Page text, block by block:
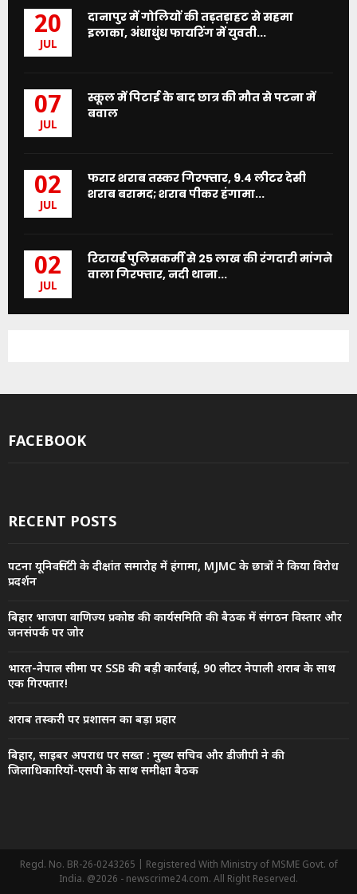
20
JUL
दानापुर में गोलियों की तड़तड़ाहट से सहमा
इलाका, अंधाधुंध फायरिंग में युवती...
07
JUL
स्कूल में पिटाई के बाद छात्र की मौत से पटना में
बवाल
02
JUL
फरार शराब तस्कर गिरफ्तार, 9.4 लीटर देसी
शराब बरामद; शराब पीकर हंगामा...
02
JUL
रिटायर्ड पुलिसकर्मी से 25 लाख की रंगदारी मांगने
वाला गिरफ्तार, नदी थाना...
FACEBOOK
RECENT POSTS
पटना यूनिवर्सिटी के दीक्षांत समारोह में हंगामा, MJMC के छात्रों ने किया विरोध
प्रदर्शन
बिहार भाजपा वाणिज्य प्रकोष्ठ की कार्यसमिति की बैठक में संगठन विस्तार और
जनसंपर्क पर जोर
भारत-नेपाल सीमा पर SSB की बड़ी कार्रवाई, 90 लीटर नेपाली शराब के साथ
एक गिरफ्तार!
शराब तस्करी पर प्रशासन का बड़ा प्रहार
बिहार, साइबर अपराध पर सख्त : मुख्य सचिव और डीजीपी ने की
जिलाधिकारियों-एसपी के साथ समीक्षा बैठक
Regd. No. BR-26-0243265 | Registered With Ministry of MSME Govt. of
India. @2026 - newscrime24.com. All Right Reserved.